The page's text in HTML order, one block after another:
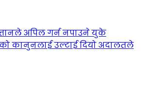
अपिल गर्न नपाउने युके
कानुनलाई उल्टाई दियो अदालतले